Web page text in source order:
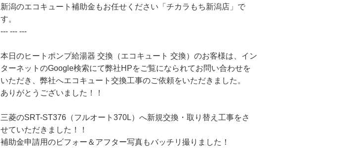
新潟のエコキュート補助金もお任せください「チカラもち新潟店」で
す。
--- --- ---
本日のヒートポンプ給湯器 交換（エコキュート 交換）のお客様は、イン
ターネットのGoogle検索にて弊社HPをご覧になられてお問い合わせを
いただき、弊社へエコキュート交換工事のご依頼をいただきました。
ありがとうございました！！
三菱のSRT-ST376（フルオート370L）へ新規交換・取り替え工事をさ
せていただきました！！
補助金申請用のビフォー＆アフター写真もバッチリ撮りました！